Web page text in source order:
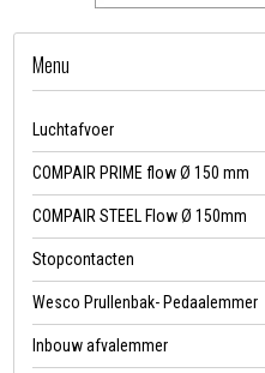
Menu
Luchtafvoer
COMPAIR PRIME flow Ø 150 mm
COMPAIR STEEL Flow Ø 150mm
Stopcontacten
Wesco Prullenbak- Pedaalemmer
Inbouw afvalemmer